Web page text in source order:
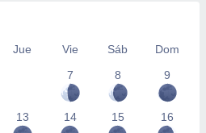
Jue Vie Sáb
Dom
7
8 9
13 14 15 16